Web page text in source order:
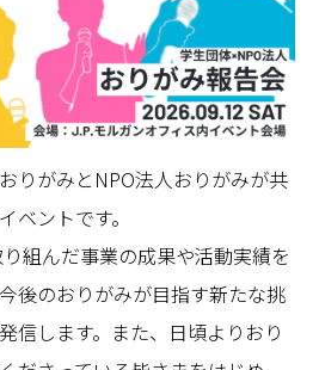
りがみとNPO法人おりがみが共
ベントです。
組んだ事業の成果や活動実績を
後のおりがみが目指す新たな挑
信します。また、日頃よりおり